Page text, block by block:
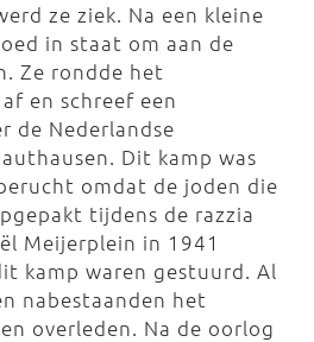
ze ziek. Na een kleine
in staat om aan de
Ze rondde het
en schreef een
de Nederlandse
Dit kamp was
omdat de joden die
tijdens de razzia
Meijerplein in 1941
kamp waren gestuurd. Al
nabestaanden het
overleden. Na de oorlog